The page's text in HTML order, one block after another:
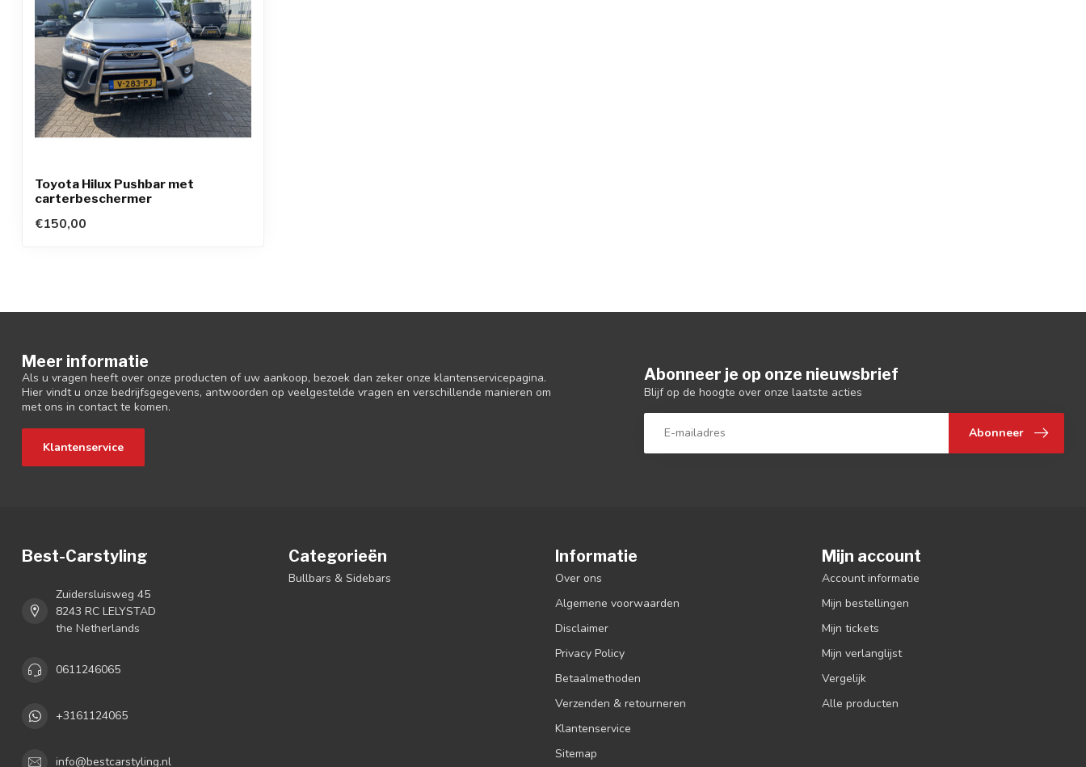
Toyota Hilux Pushbar met
carterbeschermer
€150,00
Meer informatie
Als u vragen heeft over onze producten of uw aankoop, bezoek dan zeker onze klantenservicepagina.
Hier vindt u onze bedrijfsgegevens, antwoorden op veelgestelde vragen en verschillende manieren om
met ons in contact te komen.
Klantenservice
Abonneer je op onze nieuwsbrief
Blijf op de hoogte over onze laatste acties
Abonneer
Best-Carstyling
Zuidersluisweg 45
8243 RC LELYSTAD
the Netherlands
0611246065
+3161124065
info@bestcarstyling.nl
Categorieën
Bullbars & Sidebars
Informatie
Over ons
Algemene voorwaarden
Disclaimer
Privacy Policy
Betaalmethoden
Verzenden & retourneren
Klantenservice
Sitemap
Mijn account
Account informatie
Mijn bestellingen
Mijn tickets
Mijn verlanglijst
Vergelijk
Alle producten